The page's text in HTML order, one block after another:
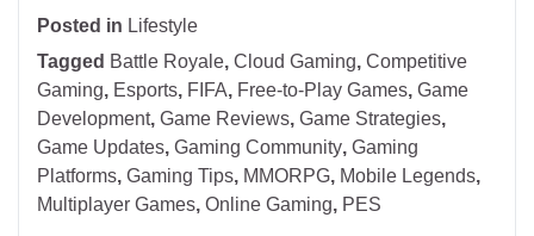
Posted in Lifestyle
Tagged Battle Royale, Cloud Gaming, Competitive
Gaming, Esports, FIFA, Free-to-Play Games, Game
Development, Game Reviews, Game Strategies,
Game Updates, Gaming Community, Gaming
Platforms, Gaming Tips, MMORPG, Mobile Legends,
Multiplayer Games, Online Gaming, PES